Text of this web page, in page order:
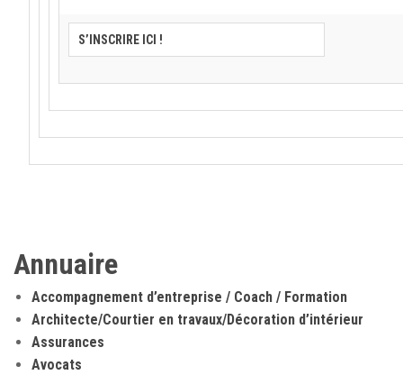
S’INSCRIRE ICI !
Annuaire
Accompagnement d’entreprise / Coach / Formation
Architecte/Courtier en travaux/Décoration d’intérieur
Assurances
Avocats